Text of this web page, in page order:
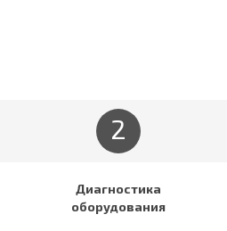
2
Диагностика
оборудования